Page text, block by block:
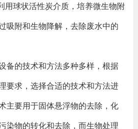
用球状活性炭介质，培养微生物附
吸附和生物降解，去除废水中的
备的技术和方法多种多样，根据
要求，选择合适的技术和方法进
主要用于固体悬浮物的去除，化
染物的转化和去除，而生物处理